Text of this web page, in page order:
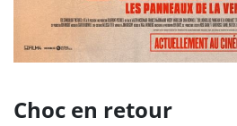
Choc en retour